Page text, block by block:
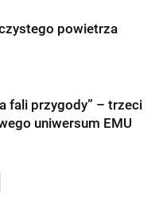
powietrza
fali przygody” – trzeci
uniwersum EMU